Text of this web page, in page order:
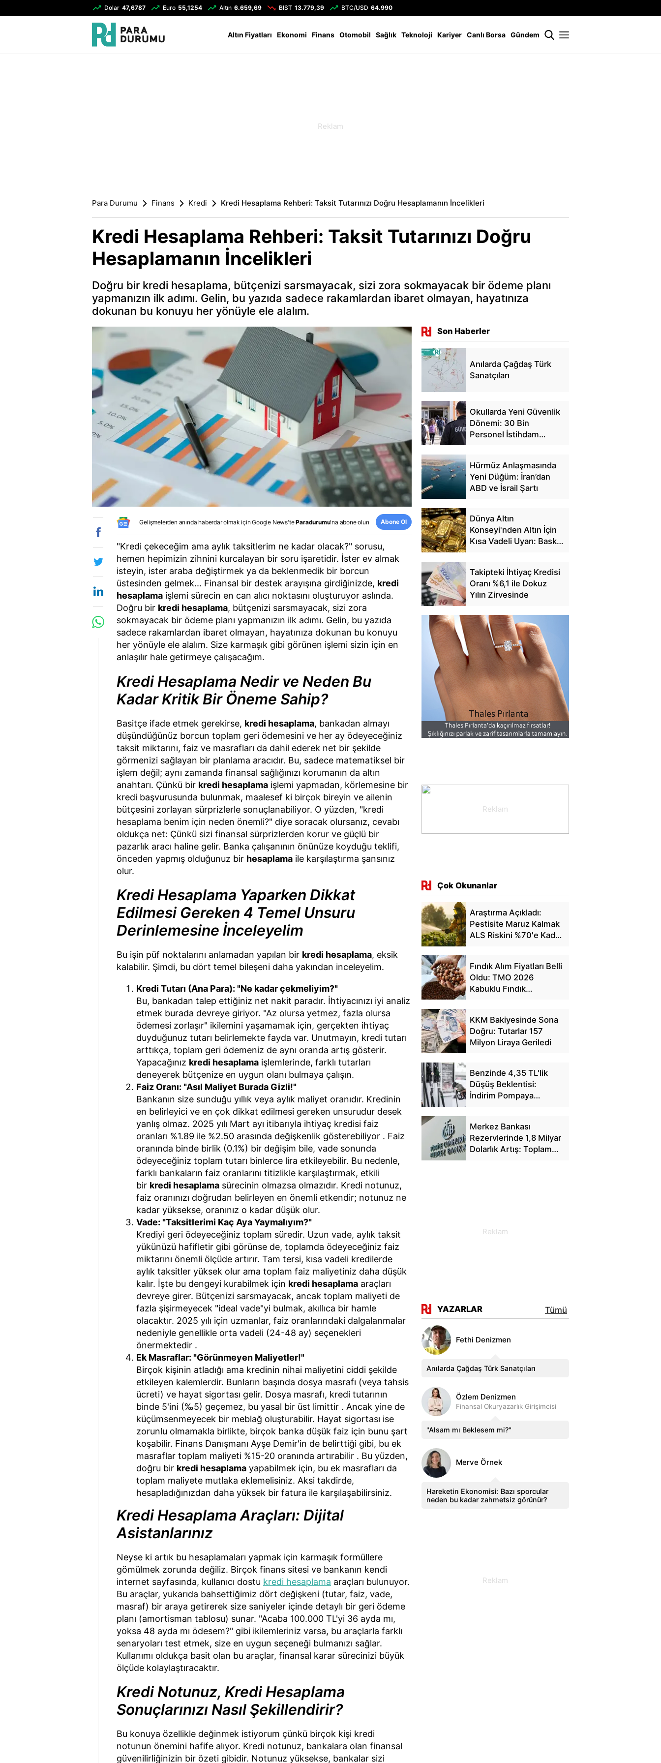
Dolar 47,6787 Euro 55,1254 Altın 6.659,69 BIST 13.779,39 BTC/USD 64.990
Altın Fiyatları Ekonomi Finans Otomobil Sağlık Teknoloji Kariyer Canlı Borsa Gündem
Para Durumu Finans Kredi Kredi Hesaplama Rehberi: Taksit Tutarınızı Doğru Hesaplamanın İncelikleri
Kredi Hesaplama Rehberi: Taksit Tutarınızı Doğru
Hesaplamanın İncelikleri
Doğru bir kredi hesaplama, bütçenizi sarsmayacak, sizi zora sokmayacak bir ödeme planı
yapmanızın ilk adımı. Gelin, bu yazıda sadece rakamlardan ibaret olmayan, hayatınıza
dokunan bu konuyu her yönüyle ele alalım.
Gelişmelerden anında haberdar olmak içinGoogle News'teParadurumu'na abone olun Abone Ol
"Kredi çekeceğim ama aylık taksitlerim ne kadar olacak?" sorusu,
hemen hepimizin zihnini kurcalayan bir soru işaretidir. İster ev almak
isteyin, ister araba değiştirmek ya da beklenmedik bir borcun
üstesinden gelmek... Finansal bir destek arayışına girdiğinizde, kredi
hesaplama işlemi sürecin en can alıcı noktasını oluşturuyor aslında.
Doğru bir kredi hesaplama, bütçenizi sarsmayacak, sizi zora
sokmayacak bir ödeme planı yapmanızın ilk adımı. Gelin, bu yazıda
sadece rakamlardan ibaret olmayan, hayatınıza dokunan bu konuyu
her yönüyle ele alalım. Size karmaşık gibi görünen işlemi sizin için en
anlaşılır hale getirmeye çalışacağım.
Kredi Hesaplama Nedir ve Neden Bu
Kadar Kritik Bir Öneme Sahip?
Basitçe ifade etmek gerekirse, kredi hesaplama, bankadan almayı
düşündüğünüz borcun toplam geri ödemesini ve her ay ödeyeceğiniz
taksit miktarını, faiz ve masrafları da dahil ederek net bir şekilde
görmenizi sağlayan bir planlama aracıdır. Bu, sadece matematiksel bir
işlem değil; aynı zamanda finansal sağlığınızı korumanın da altın
anahtarı. Çünkü bir kredi hesaplama işlemi yapmadan, körlemesine bir
kredi başvurusunda bulunmak, maalesef ki birçok bireyin ve ailenin
bütçesini zorlayan sürprizlerle sonuçlanabiliyor. O yüzden, "kredi
hesaplama benim için neden önemli?" diye soracak olursanız, cevabı
oldukça net: Çünkü sizi finansal sürprizlerden korur ve güçlü bir
pazarlık aracı haline gelir. Banka çalışanının önünüze koyduğu teklifi,
önceden yapmış olduğunuz bir hesaplama ile karşılaştırma şansınız
olur.
Kredi Hesaplama Yaparken Dikkat
Edilmesi Gereken 4 Temel Unsuru
Derinlemesine İnceleyelim
Bu işin püf noktalarını anlamadan yapılan bir kredi hesaplama, eksik
kalabilir. Şimdi, bu dört temel bileşeni daha yakından inceleyelim.
Kredi Tutarı (Ana Para): "Ne kadar çekmeliyim?"
Bu, bankadan talep ettiğiniz net nakit paradır. İhtiyacınızı iyi analiz
etmek burada devreye giriyor. "Az olursa yetmez, fazla olursa
ödemesi zorlaşır" ikilemini yaşamamak için, gerçekten ihtiyaç
duyduğunuz tutarı belirlemekte fayda var. Unutmayın, kredi tutarı
arttıkça, toplam geri ödemeniz de aynı oranda artış gösterir.
Yapacağınız kredi hesaplama işlemlerinde, farklı tutarları
deneyerek bütçenize en uygun olanı bulmaya çalışın.
Faiz Oranı: "Asıl Maliyet Burada Gizli!"
Bankanın size sunduğu yıllık veya aylık maliyet oranıdır. Kredinin
en belirleyici ve en çok dikkat edilmesi gereken unsurudur desek
yanlış olmaz. 2025 yılı Mart ayı itibarıyla ihtiyaç kredisi faiz
oranları %1.89 ile %2.50 arasında değişkenlik gösterebiliyor . Faiz
oranında binde birlik (0.1%) bir değişim bile, vade sonunda
ödeyeceğiniz toplam tutarı binlerce lira etkileyebilir. Bu nedenle,
farklı bankaların faiz oranlarını titizlikle karşılaştırmak, etkili
bir kredi hesaplama sürecinin olmazsa olmazıdır. Kredi notunuz,
faiz oranınızı doğrudan belirleyen en önemli etkendir; notunuz ne
kadar yüksekse, oranınız o kadar düşük olur.
Vade: "Taksitlerimi Kaç Aya Yaymalıyım?"
Krediyi geri ödeyeceğiniz toplam süredir. Uzun vade, aylık taksit
yükünüzü hafifletir gibi görünse de, toplamda ödeyeceğiniz faiz
miktarını önemli ölçüde artırır. Tam tersi, kısa vadeli kredilerde
aylık taksitler yüksek olur ama toplam faiz maliyetiniz daha düşük
kalır. İşte bu dengeyi kurabilmek için kredi hesaplama araçları
devreye girer. Bütçenizi sarsmayacak, ancak toplam maliyeti de
fazla şişirmeyecek "ideal vade"yi bulmak, akıllıca bir hamle
olacaktır. 2025 yılı için uzmanlar, faiz oranlarındaki dalgalanmalar
nedeniyle genellikle orta vadeli (24-48 ay) seçenekleri
önermektedir .
Ek Masraflar: "Görünmeyen Maliyetler!"
Birçok kişinin atladığı ama kredinin nihai maliyetini ciddi şekilde
etkileyen kalemlerdir. Bunların başında dosya masrafı (veya tahsis
ücreti) ve hayat sigortası gelir. Dosya masrafı, kredi tutarının
binde 5'ini (‰5) geçemez, bu yasal bir üst limittir . Ancak yine de
küçümsenmeyecek bir meblağ oluşturabilir. Hayat sigortası ise
zorunlu olmamakla birlikte, birçok banka düşük faiz için bunu şart
koşabilir. Finans Danışmanı Ayşe Demir'in de belirttiği gibi, bu ek
masraflar toplam maliyeti %15-20 oranında artırabilir . Bu yüzden,
doğru bir kredi hesaplama yapabilmek için, bu ek masrafları da
toplam maliyete mutlaka eklemelisiniz. Aksi takdirde,
hesapladığınızdan daha yüksek bir fatura ile karşılaşabilirsiniz.
Kredi Hesaplama Araçları: Dijital
Asistanlarınız
Neyse ki artık bu hesaplamaları yapmak için karmaşık formüllere
gömülmek zorunda değiliz. Birçok finans sitesi ve bankanın kendi
internet sayfasında, kullanıcı dostu kredi hesaplama araçları bulunuyor.
Bu araçlar, yukarıda bahsettiğimiz dört değişkeni (tutar, faiz, vade,
masraf) bir araya getirerek size saniyeler içinde detaylı bir geri ödeme
planı (amortisman tablosu) sunar. "Acaba 100.000 TL'yi 36 ayda mı,
yoksa 48 ayda mı ödesem?" gibi ikilemleriniz varsa, bu araçlarla farklı
senaryoları test etmek, size en uygun seçeneği bulmanızı sağlar.
Kullanımı oldukça basit olan bu araçlar, finansal karar sürecinizi büyük
ölçüde kolaylaştıracaktır.
Kredi Notunuz, Kredi Hesaplama
Sonuçlarınızı Nasıl Şekillendirir?
Bu konuya özellikle değinmek istiyorum çünkü birçok kişi kredi
notunun önemini hafife alıyor. Kredi notunuz, bankalara olan finansal
güvenilirliğinizin bir özeti gibidir. Notunuz yüksekse, bankalar sizi
Son Haberler
Anılarda Çağdaş Türk
Sanatçıları
Okullarda Yeni Güvenlik
Dönemi: 30 Bin
Personel İstihdam
Hürmüz Anlaşmasında
Yeni Düğüm: İran’dan
ABD ve İsrail Şartı
Dünya Altın
Konseyi'nden Altın İçin
Kısa Vadeli Uyarı: Baskı
Takipteki İhtiyaç Kredisi
Oranı %6,1 ile Dokuz
Yılın Zirvesinde
Çok Okunanlar
Araştırma Açıkladı:
Pestisite Maruz Kalmak
ALS Riskini %70'e Kadar
Fındık Alım Fiyatları Belli
Oldu: TMO 2026
Kabuklu Fındık
KKM Bakiyesinde Sona
Doğru: Tutarlar 157
Milyon Liraya Geriledi
Benzinde 4,35 TL'lik
Düşüş Beklentisi:
İndirim Pompaya
Merkez Bankası
Rezervlerinde 1,8 Milyar
Dolarlık Artış: Toplam
YAZARLAR Tümü
Fethi Denizmen
Anılarda Çağdaş Türk Sanatçıları
Özlem Denizmen
Finansal Okuryazarlık Girişimcisi
"Alsam mı Beklesem mi?"
Merve Örnek
Hareketin Ekonomisi: Bazı sporcular
neden bu kadar zahmetsiz görünür?